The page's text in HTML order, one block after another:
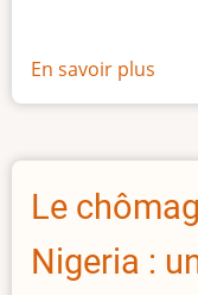
En savoir plus
La
taille
Le
Nigeria :